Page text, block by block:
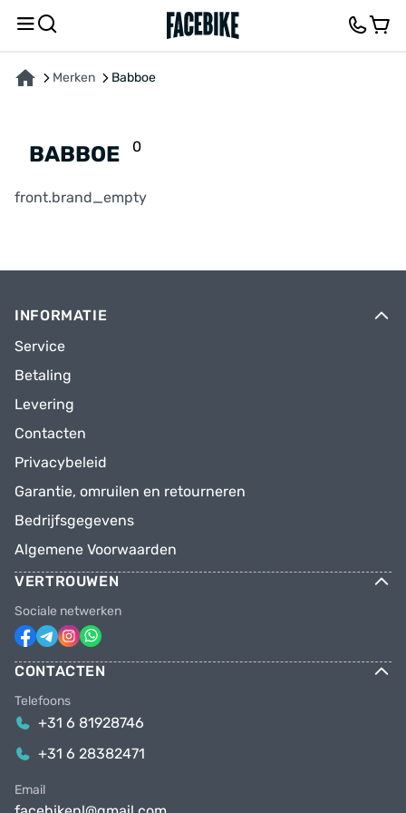
Merken Babboe
BABBOE 0
front.brand_empty
INFORMATIE
Service
Betaling
Levering
Contacten
Privacybeleid
Garantie, omruilen en retourneren
Bedrijfsgegevens
Algemene Voorwaarden
VERTROUWEN
Sociale netwerken
CONTACTEN
Telefoons
+31 6 81928746
+31 6 28382471
Email